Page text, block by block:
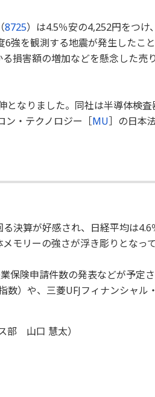
8725）は4.5％安の4,252円をつけ
強を観測する地震が発生したこ
損害額の増加などを懸念した売
となりました。同社は半導体検査
ン・テクノロジー［MU］の日本
決算が好感され、日経平均は4.6
モリーの強さが浮き彫りとなって
保険申請件数の発表などが予定
数）や、三菱UFJフィナンシャル
部 山口 慧太）